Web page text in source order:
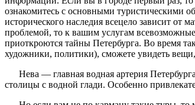
ознакомитесь с основными туристическими
исторического наследия всецело зависит от
проблемой, то к вашим услугам
приоткроются тайны Петербурга. Во время
художники, политики), сможете увидеть
Нева — главная водная артерия
столицы с водной глади. Особенно